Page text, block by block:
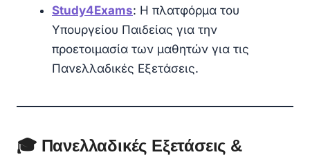
Study4Exams: Η πλατφόρμα του
Υπουργείου Παιδείας για την
προετοιμασία των μαθητών για τις
Πανελλαδικές Εξετάσεις.
🎓 Πανελλαδικές Εξετάσεις &